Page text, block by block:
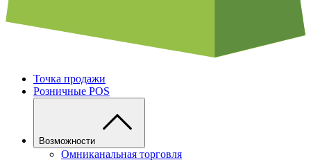
Точка продажи
Розничные POS
Возможности
Омниканальная торговля